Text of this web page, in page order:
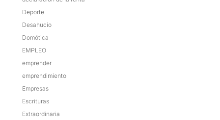
Deporte
Desahucio
Domótica
EMPLEO
emprender
emprendimiento
Empresas
Escrituras
Extraordinaria